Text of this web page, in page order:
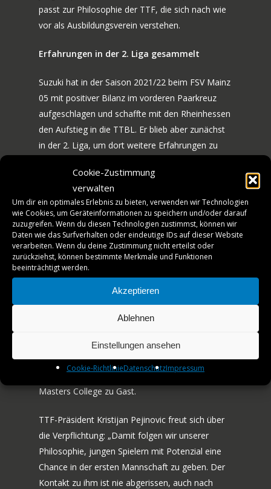
Cookie-Zustimmung
verwalten
Um dir ein optimales Erlebnis zu bieten, verwenden wir Technologien
wie Cookies, um Geräteinformationen zu speichern und/oder darauf
zuzugreifen. Wenn du diesen Technologien zustimmst, können wir
Daten wie das Surfverhalten oder eindeutige IDs auf dieser Website
verarbeiten. Wenn du deine Zustimmung nicht erteilst oder
zurückziehst, können bestimmte Merkmale und Funktionen
beeinträchtigt werden.
Akzeptieren
Ablehnen
Einstellungen ansehen
Cookie-RichtlinieDatenschutzImpressum
passt zur Philosophie der TTF, die sich nach wie
vor als Ausbildungsverein verstehen.
Erfahrungen in der 2. Liga gesammelt
Suzuki hat in der Saison 2021/22 beim FSV Mainz
05 mit positiver Bilanz im vorderen Paarkreuz
aufgeschlagen und schaffte mit den Rheinhessen
den Aufstieg in die TTBL. Er blieb aber zunächst
in der 2. Liga, um dort weitere Erfahrungen zu
Dort kam der japanische High School-Meister
des Jahres 2022 in der Saison 2022/23 lediglich
auf sieben Einsätze, spielte aber klar positiv und
verlor in der Rückrunde nur ein einziges Match.
Nun ist es an der Zeit für ihn, in Deutschland
Erstliga-Luft zu schnuppern.
er schon seit vielen Jahren immer wieder in
Ochsenhausen trainiert hat. 2016, im Alter von elf
Jahren, war er zum ersten Mal im Liebherr
Masters College zu Gast.
TTF-Präsident Kristijan Pejinovic freut sich über
die Verpflichtung: „Damit folgen wir unserer
Philosophie, jungen Spielern mit Potenzial eine
Chance in der ersten Mannschaft zu geben. Der
Kontakt zu ihm ist nie abgerissen, auch nach
70 JAHRE TTF
JUBILÄUMS-
NEWS
MANNSCHAFT
TICKETS
VEREINSSHOP
PARTNER
JOBS
KONTAKT